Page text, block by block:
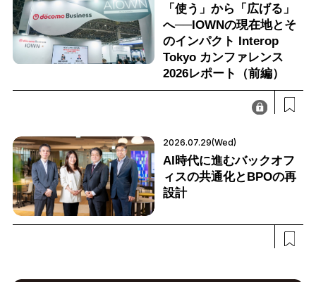
「使う」から「広げる」
へ──IOWNの現在地とそ
のインパクト Interop
Tokyo カンファレンス
2026レポート（前編）
2026.07.29(Wed)
AI時代に進むバックオフ
ィスの共通化とBPOの再
設計